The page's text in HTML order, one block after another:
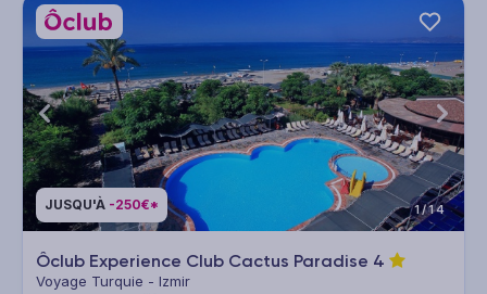
JUSQU'À -250€* 1/14
Ôclub Experience Club Cactus Paradise 4
Voyage Turquie - Izmir